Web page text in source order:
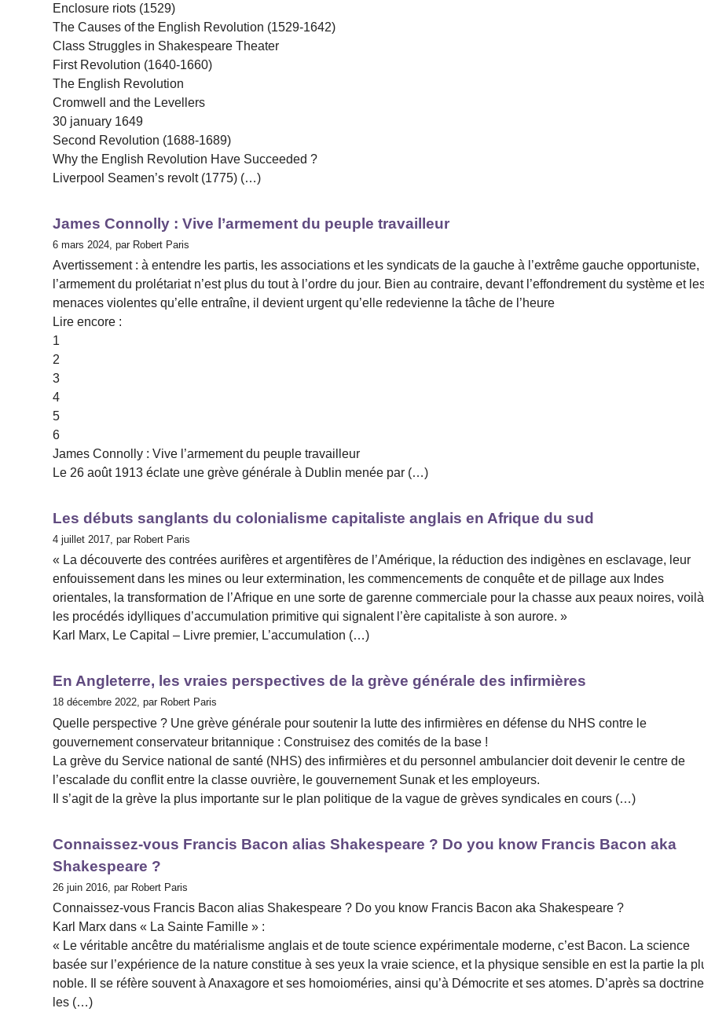
Enclosure riots (1529)
The Causes of the English Revolution (1529-1642)
Class Struggles in Shakespeare Theater
First Revolution (1640-1660)
The English Revolution
Cromwell and the Levellers
30 january 1649
Second Revolution (1688-1689)
Why the English Revolution Have Succeeded ?
Liverpool Seamen’s revolt (1775) (…)
James Connolly : Vive l’armement du peuple travailleur
6 mars 2024, par Robert Paris
Avertissement : à entendre les partis, les associations et les syndicats de la gauche à l’extrême gauche opportuniste,
l’armement du prolétariat n’est plus du tout à l’ordre du jour. Bien au contraire, devant l’effondrement du système et
menaces violentes qu’elle entraîne, il devient urgent qu’elle redevienne la tâche de l’heure
Lire encore :
1
2
3
4
5
6
James Connolly : Vive l’armement du peuple travailleur
Le 26 août 1913 éclate une grève générale à Dublin menée par (…)
Les débuts sanglants du colonialisme capitaliste anglais en Afrique du sud
4 juillet 2017, par Robert Paris
« La découverte des contrées aurifères et argentifères de l’Amérique, la réduction des indigènes en esclavage, leur
enfouissement dans les mines ou leur extermination, les commencements de conquête et de pillage aux Indes
orientales, la transformation de l’Afrique en une sorte de garenne commerciale pour la chasse aux peaux noires, voilà
les procédés idylliques d’accumulation primitive qui signalent l’ère capitaliste à son aurore. »
Karl Marx, Le Capital – Livre premier, L’accumulation (…)
En Angleterre, les vraies perspectives de la grève générale des infirmières
18 décembre 2022, par Robert Paris
Quelle perspective ? Une grève générale pour soutenir la lutte des infirmières en défense du NHS contre le
gouvernement conservateur britannique : Construisez des comités de la base !
La grève du Service national de santé (NHS) des infirmières et du personnel ambulancier doit devenir le centre de
l’escalade du conflit entre la classe ouvrière, le gouvernement Sunak et les employeurs.
Il s’agit de la grève la plus importante sur le plan politique de la vague de grèves syndicales en cours (…)
Connaissez-vous Francis Bacon alias Shakespeare ? Do you know Francis Bacon aka
Shakespeare ?
26 juin 2016, par Robert Paris
Connaissez-vous Francis Bacon alias Shakespeare ? Do you know Francis Bacon aka Shakespeare ?
Karl Marx dans « La Sainte Famille » :
« Le véritable ancêtre du matérialisme anglais et de toute science expérimentale moderne, c’est Bacon. La science
basée sur l’expérience de la nature constitue à ses yeux la vraie science, et la physique sensible en est la partie la
noble. Il se réfère souvent à Anaxagore et ses homoioméries, ainsi qu’à Démocrite et ses atomes. D’après sa
les (…)